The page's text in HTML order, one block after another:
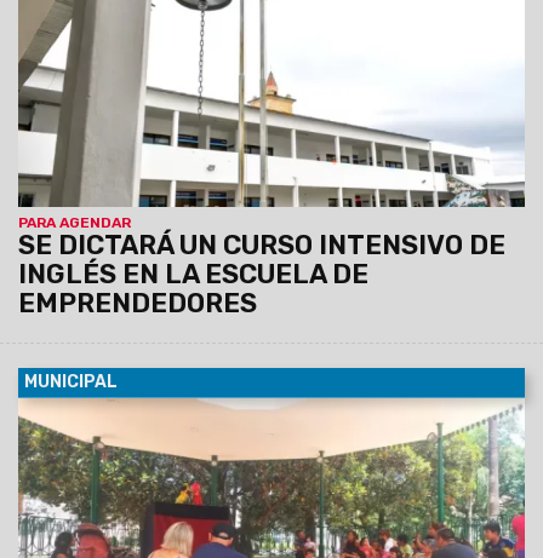
PARA AGENDAR
SE DICTARÁ UN CURSO INTENSIVO DE
INGLÉS EN LA ESCUELA DE
EMPRENDEDORES
partir del lunes 13 de enero, en Avda. Independencia 910.
MUNICIPAL
03/01/2025
En vacaciones, los títeres llegan al espacio
icónico de la plaza 9 de Julio, el sábado 4 a las 11:30, con
entrada libre y gratuita. La obra se titula “La Abuela de los
pájaros” y estará a cargo de la Escuela de títeres de Toni
Sagárnaga.